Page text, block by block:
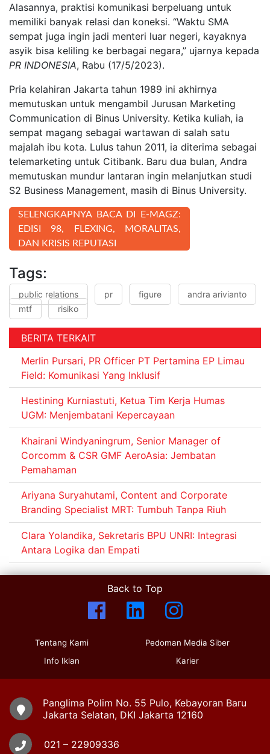
Alasannya, praktisi komunikasi berpeluang untuk
memiliki banyak relasi dan koneksi. “Waktu SMA
sempat juga ingin jadi menteri luar negeri, kayaknya
asyik bisa keliling ke berbagai negara,” ujarnya kepada
PR INDONESIA, Rabu (17/5/2023).
Pria kelahiran Jakarta tahun 1989 ini akhirnya
memutuskan untuk mengambil Jurusan Marketing
Communication di Binus University. Ketika kuliah, ia
sempat magang sebagai wartawan di salah satu
majalah ibu kota. Lulus tahun 2011, ia diterima sebagai
telemarketing untuk Citibank. Baru dua bulan, Andra
memutuskan mundur lantaran ingin melanjutkan studi
S2 Business Management, masih di Binus University.
SELENGKAPNYA BACA DI E-MAGZ:
EDISI 98, FLEXING, MORALITAS,
DAN KRISIS REPUTASI
Tags:
public relations pr figure
andra arivianto
mtf
risiko
BERITA TERKAIT
Merlin Pursari, PR Officer PT Pertamina EP Limau
Field: Komunikasi Yang Inklusif
Hestining Kurniastuti, Ketua Tim Kerja Humas
UGM: Menjembatani Kepercayaan
Khairani Windyaningrum, Senior Manager of
Corcomm & CSR GMF AeroAsia: Jembatan
Pemahaman
Ariyana Suryahutami, Content and Corporate
Branding Specialist MRT: Tumbuh Tanpa Riuh
Clara Yolandika, Sekretaris BPU UNRI: Integrasi
Antara Logika dan Empati
Back to Top
Tentang Kami
Info Iklan
Pedoman Media Siber
Karier
Panglima Polim No. 55 Pulo, Kebayoran Baru
Jakarta Selatan, DKI Jakarta 12160
021 – 22909336